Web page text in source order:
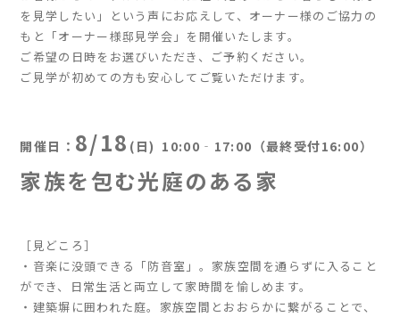
家づくりの流れ
よくあるご質問
暮らしの器
を見学したい」という声にお応えして、オーナー様のご協力の
もと「オーナー様邸見学会」を開催いたします。
ご希望の日時をお選びいただき、ご予約ください。
ご見学が初めての方も安心してご覧いただけます。
開催日： 8/18 (日) 10:00‐17:00（最終受付16:00）
家族を包む光庭のある家
［見どころ］
・音楽に没頭できる「防音室」。家族空間を通らずに入ること
ができ、日常生活と両立して家時間を愉しめます。
・建築塀に囲われた庭。家族空間とおおらかに繋がることで、